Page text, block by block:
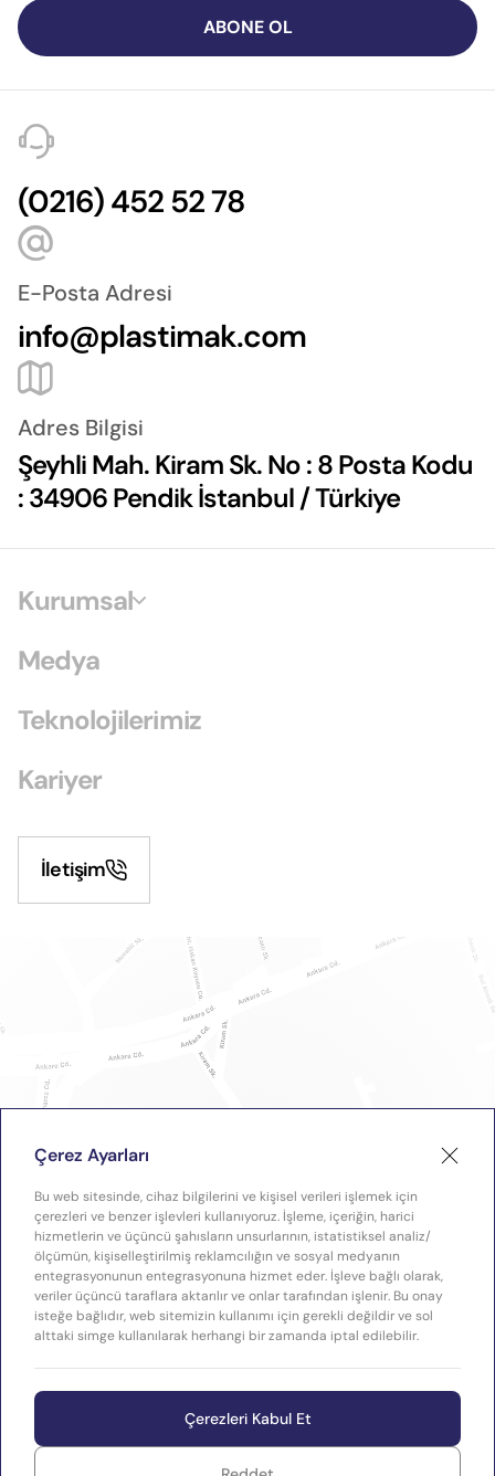
ABONE OL
(0216) 452 52 78
E-Posta Adresi
info@plastimak.com
Adres Bilgisi
Şeyhli Mah. Kiram Sk. No : 8 Posta Kodu
: 34906 Pendik İstanbul / Türkiye
Kurumsal
Medya
Teknolojilerimiz
Kariyer
İletişim
Çerez Ayarları
Bu web sitesinde, cihaz bilgilerini ve kişisel verileri işlemek için
çerezleri ve benzer işlevleri kullanıyoruz. İşleme, içeriğin, harici
hizmetlerin ve üçüncü şahısların unsurlarının, istatistiksel analiz/
ölçümün, kişiselleştirilmiş reklamcılığın ve sosyal medyanın
entegrasyonunun entegrasyonuna hizmet eder. İşleve bağlı olarak,
veriler üçüncü taraflara aktarılır ve onlar tarafından işlenir. Bu onay
isteğe bağlıdır, web sitemizin kullanımı için gerekli değildir ve sol
alttaki simge kullanılarak herhangi bir zamanda iptal edilebilir.
Çerezleri Kabul Et